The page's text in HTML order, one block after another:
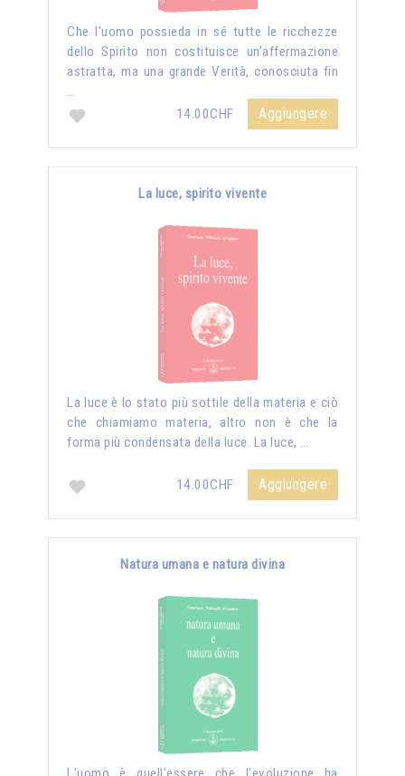
Che l’uomo possieda in sé tutte le ricchezze
dello Spirito non costituisce un’affermazione
astratta, ma una grande Verità, conosciuta fin
…
14.00CHF
Aggiungere
La luce, spirito vivente
La luce è lo stato più sottile della materia e ciò
che chiamiamo materia, altro non è che la
forma più condensata della luce. La luce, …
14.00CHF Aggiungere
Natura umana e natura divina